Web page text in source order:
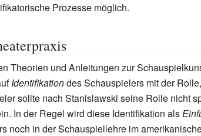
Prozesse möglich.
Theorien und Anleitungen zur
Identifikationdes Schauspielers mit der
sollte nach Stanislawski seine Rolle nicht
In der Regel wird diese Identifikation als
noch in der Schauspiellehre im